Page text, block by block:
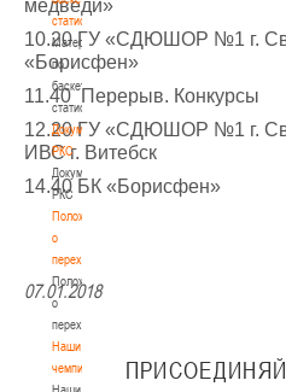
статистике
Материалы
по
баскетбольной
статистике
Документы
РКС
Документы
РКС
Положение
о
переходах
Положение
о
переходах
Наши
чемпионы
Наши
медведи»
10.20 ГУ «СДЮШОР №1 г.
«Борисфен»
11.40 Перерыв. Конкурсы
12.20 ГУ «СДЮШОР №1 г.
ИВС г. Витебск
14.40 БК «Борисфен»
07.01.2018